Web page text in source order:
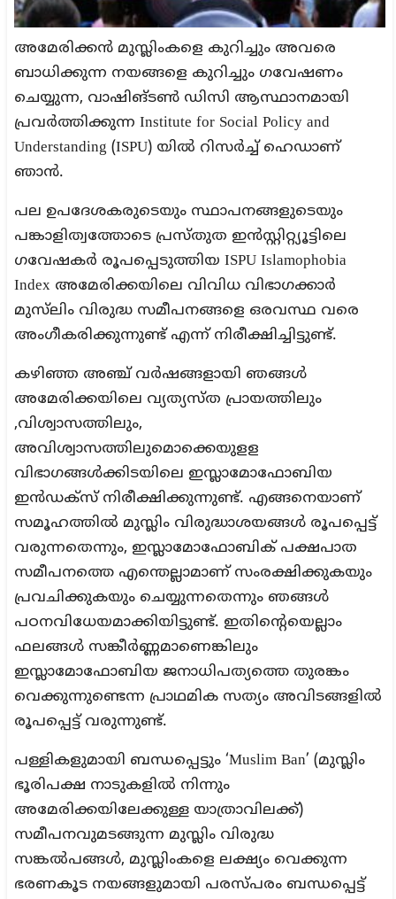
അമേരിക്കൻ മുസ്ലിംകളെ കുറിച്ചും അവരെ
ബാധിക്കുന്ന നയങ്ങളെ കുറിച്ചും ഗവേഷണം
ചെയ്യുന്ന, വാഷിങ്ടണ്‍ ഡിസി ആസ്ഥാനമായി
പ്രവര്‍ത്തിക്കുന്ന Institute for Social Policy and
Understanding (ISPU) യില്‍ റിസർച്ച് ഹെഡാണ്
ഞാൻ.
പല ഉപദേശകരുടെയും സ്ഥാപനങ്ങളുടെയും
പങ്കാളിത്വത്തോടെ പ്രസ്തുത ഇൻസ്റ്റിറ്റ്യൂട്ടിലെ
ഗവേഷകര്‍ രൂപപ്പെടുത്തിയ ISPU Islamophobia
Index അമേരിക്കയിലെ വിവിധ വിഭാഗക്കാർ
മുസ്‌ലിം വിരുദ്ധ സമീപനങ്ങളെ ഒരവസ്ഥ വരെ
അംഗീകരിക്കുന്നുണ്ട് എന്ന് നിരീക്ഷിച്ചിട്ടുണ്ട്.
കഴിഞ്ഞ അഞ്ച് വര്‍ഷങ്ങളായി ഞങ്ങള്‍
അമേരിക്കയിലെ വ്യത്യസ്ത പ്രായത്തിലും
,വിശ്വാസത്തിലും,
അവിശ്വാസത്തിലുമൊക്കെയുളള
വിഭാഗങ്ങള്‍ക്കിടയിലെ ഇസ്ലാമോഫോബിയ
ഇന്‍ഡക്‌സ് നിരീക്ഷിക്കുന്നുണ്ട്. എങ്ങനെയാണ്
സമൂഹത്തില്‍ മുസ്ലിം വിരുദ്ധാശയങ്ങൾ രൂപപ്പെട്ട്
വരുന്നതെന്നും, ഇസ്ലാമോഫോബിക് പക്ഷപാത
സമീപനത്തെ എന്തെല്ലാമാണ് സംരക്ഷിക്കുകയും
പ്രവചിക്കുകയും ചെയ്യുന്നതെന്നും ഞങ്ങള്‍
പഠനവിധേയമാക്കിയിട്ടുണ്ട്. ഇതിന്റെയെല്ലാം
ഫലങ്ങള്‍ സങ്കീര്‍ണ്ണമാണെങ്കിലും
ഇസ്ലാമോഫോബിയ ജനാധിപത്യത്തെ തുരങ്കം
വെക്കുന്നുണ്ടെന്ന പ്രാഥമിക സത്യം അവിടങ്ങളില്‍
രൂപപ്പെട്ട് വരുന്നുണ്ട്.
പള്ളികളുമായി ബന്ധപ്പെട്ടും ‘Muslim Ban’ (മുസ്ലിം
ഭൂരിപക്ഷ നാടുകളില്‍ നിന്നും
അമേരിക്കയിലേക്കുള്ള യാത്രാവിലക്ക്)
സമീപനവുമടങ്ങുന്ന മുസ്ലിം വിരുദ്ധ
സങ്കല്‍പങ്ങള്‍, മുസ്ലിംകളെ ലക്ഷ്യം വെക്കുന്ന
ഭരണകൂട നയങ്ങളുമായി പരസ്പരം ബന്ധപ്പെട്ട്